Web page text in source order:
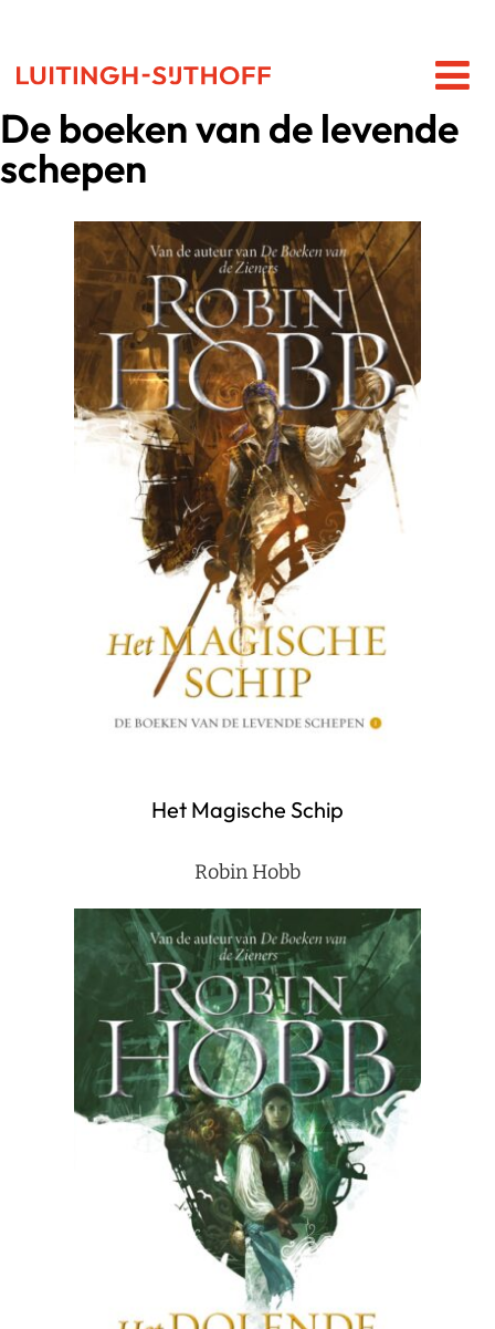
De boeken van de levende
schepen
Het Magische Schip
Robin Hobb